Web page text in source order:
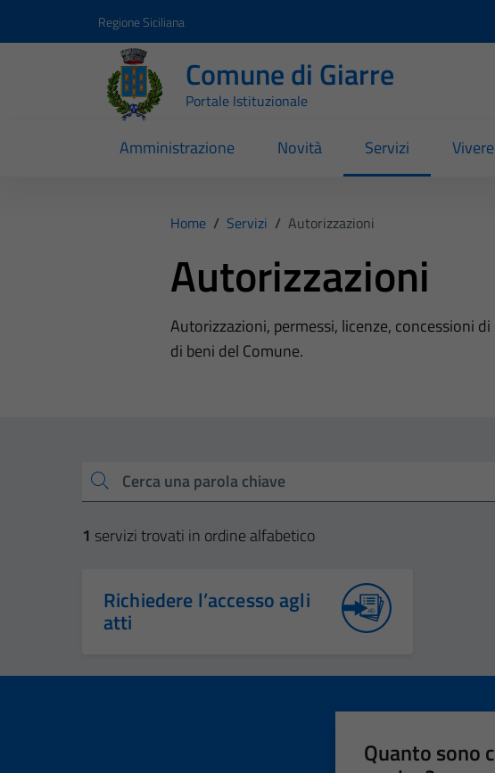
Regione Siciliana
Comune di Giarre
Portale Istituzionale
Amministrazione Novità Servizi
Home / Servizi / Autorizzazioni
Autorizzazioni
Autorizzazioni, permessi, licenze, concessioni
di beni del Comune.
Cerca una parola chiave
1 servizi trovati in ordine alfabetico
Richiedere l’accesso agli
atti
Quanto sono